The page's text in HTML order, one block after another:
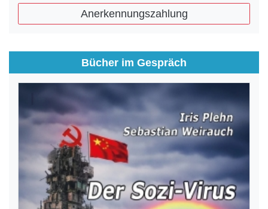
Anerkennungszahlung
Bücher im Gespräch